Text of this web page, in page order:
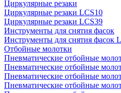
Циркулярные резаки
Циркулярные резаки LCS10
Циркулярные резаки LCS39
Инструменты для снятия фасок
Инструменты для снятия фасок
Отбойные молотки
Пневматические отбойные
Пневматические отбойные
Пневматические отбойные
Пневматические отбойные